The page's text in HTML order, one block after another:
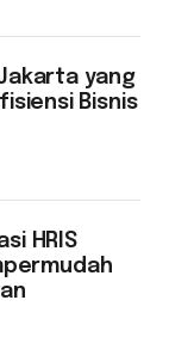
yang
Bisnis
HRIS